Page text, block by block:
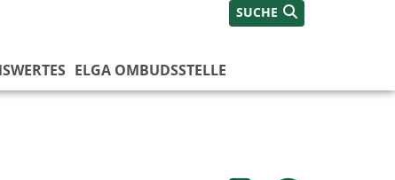
SUCHE
ELGA OMBUDSSTELLE